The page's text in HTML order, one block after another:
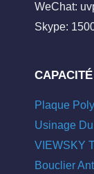
WeChat:
Skype:
CAPACITÉ
Plaque
Usinage
VIEWSKY
Bouclier